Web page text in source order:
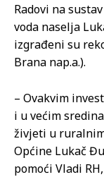
Radovi na
voda naselja
izgrađeni su
Brana nap.a.).
– Ovakvim
i u većim
živjeti u
Općine Lukač
pomoći Vladi